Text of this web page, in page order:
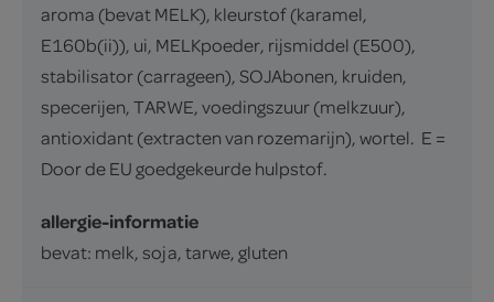
aroma (bevat MELK), kleurstof (karamel,
E160b(ii)), ui, MELKpoeder, rijsmiddel (E500),
stabilisator (carrageen), SOJAbonen, kruiden,
specerijen, TARWE, voedingszuur (melkzuur),
antioxidant (extracten van rozemarijn), wortel. E =
Door de EU goedgekeurde hulpstof.
allergie-informatie
bevat: melk, soja, tarwe, gluten